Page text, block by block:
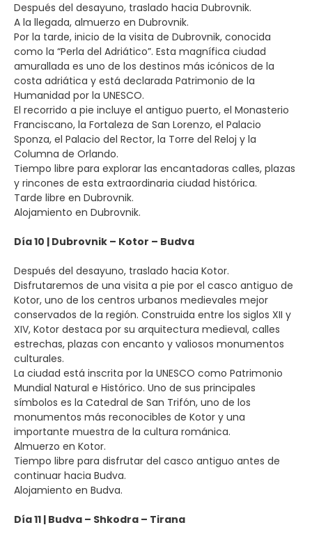
Después del desayuno, traslado hacia Dubrovnik.
A la llegada, almuerzo en Dubrovnik.
Por la tarde, inicio de la visita de Dubrovnik, conocida
como la “Perla del Adriático”. Esta magnífica ciudad
amurallada es uno de los destinos más icónicos de la
costa adriática y está declarada Patrimonio de la
Humanidad por la UNESCO.
El recorrido a pie incluye el antiguo puerto, el Monasterio
Franciscano, la Fortaleza de San Lorenzo, el Palacio
Sponza, el Palacio del Rector, la Torre del Reloj y la
Columna de Orlando.
Tiempo libre para explorar las encantadoras calles, plazas
y rincones de esta extraordinaria ciudad histórica.
Tarde libre en Dubrovnik.
Alojamiento en Dubrovnik.
Día 10 | Dubrovnik – Kotor – Budva
Después del desayuno, traslado hacia Kotor.
Disfrutaremos de una visita a pie por el casco antiguo de
Kotor, uno de los centros urbanos medievales mejor
conservados de la región. Construida entre los siglos XII y
XIV, Kotor destaca por su arquitectura medieval, calles
estrechas, plazas con encanto y valiosos monumentos
culturales.
La ciudad está inscrita por la UNESCO como Patrimonio
Mundial Natural e Histórico. Uno de sus principales
símbolos es la Catedral de San Trifón, uno de los
monumentos más reconocibles de Kotor y una
importante muestra de la cultura románica.
Almuerzo en Kotor.
Tiempo libre para disfrutar del casco antiguo antes de
continuar hacia Budva.
Alojamiento en Budva.
Día 11 | Budva – Shkodra – Tirana